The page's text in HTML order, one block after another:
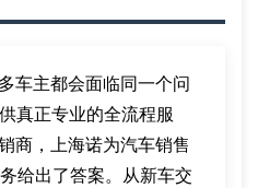
车主都会面临同一个问
真正专业的全流程服
商，上海诺为汽车销售
给出了答案。从新车交